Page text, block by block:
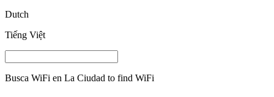
Dutch
Tiếng Việt
Busca WiFi en La Ciudad to find WiFi